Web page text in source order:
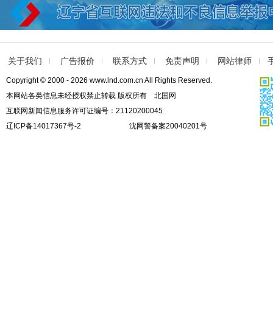
关于我们 广告报价 联系方式 免责声明 网站律师
Copyright © 2000 - 2026 www.lnd.com.cn All Rights Reserved.
本网站各类信息未经授权禁止转载 版权所有 北国网
互联网新闻信息服务许可证编号：21120200045
辽ICP备14017367号-2
沈网警备案20040201号